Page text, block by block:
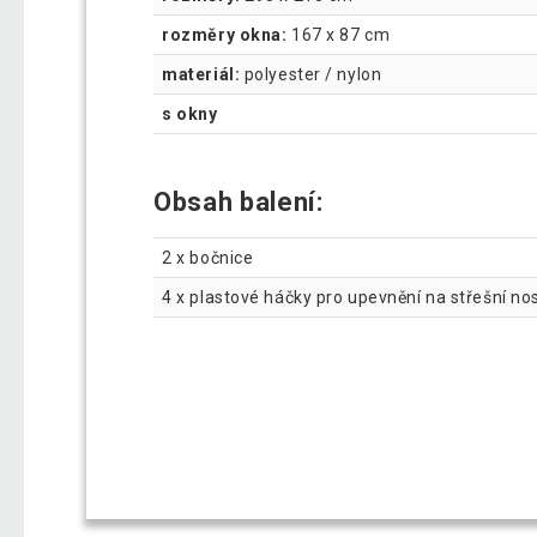
rozměry okna: 167 x 87 cm
materiál: polyester / nylon
s okny
Obsah balení:
2 x bočnice
4 x plastové háčky pro upevnění na střešní